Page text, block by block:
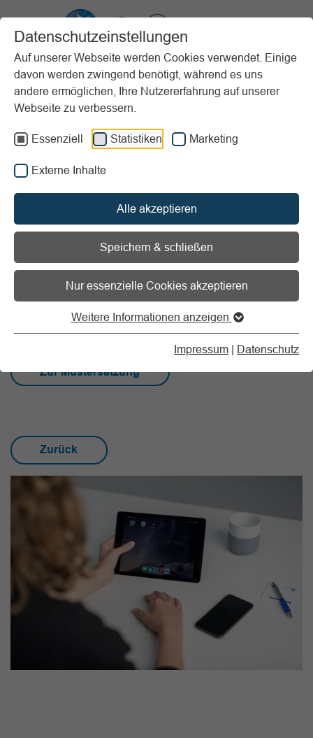
Datenschutzeinstellungen
Auf unserer Webseite werden Cookies verwendet. Einige
davon werden zwingend benötigt, während es uns
andere ermöglichen, Ihre Nutzererfahrung auf unserer
Webseite zu verbessern.
Essenziell Statistiken Marketing
Externe Inhalte
Alle akzeptieren
Speichern & schließen
Nur essenzielle Cookies akzeptieren
Weitere Informationen anzeigen
Impressum | Datenschutz
Startseite News Überarbeitete Mustersatzung
Überarbeitete Mustersatzung
18.06.2026
Die Mustersatzung wurde aktualisiert. Neben
redaktionellen Klarstellungen betreffen die Änderungen
unter anderem die gemeinnützigkeitsrechtliche Einordnung
von E-Sport, den Schutz vor Gewalt, das vereinsinterne
Beschwerderecht, Delegiertenregelungen sowie die
Haftungsbeschränkung ab dem 01.01.2026. Sportvereine
sollten prüfen, ob ihre Satzung noch auf dem aktuellen
Stand ist.
Zur Mustersatzung
Zurück